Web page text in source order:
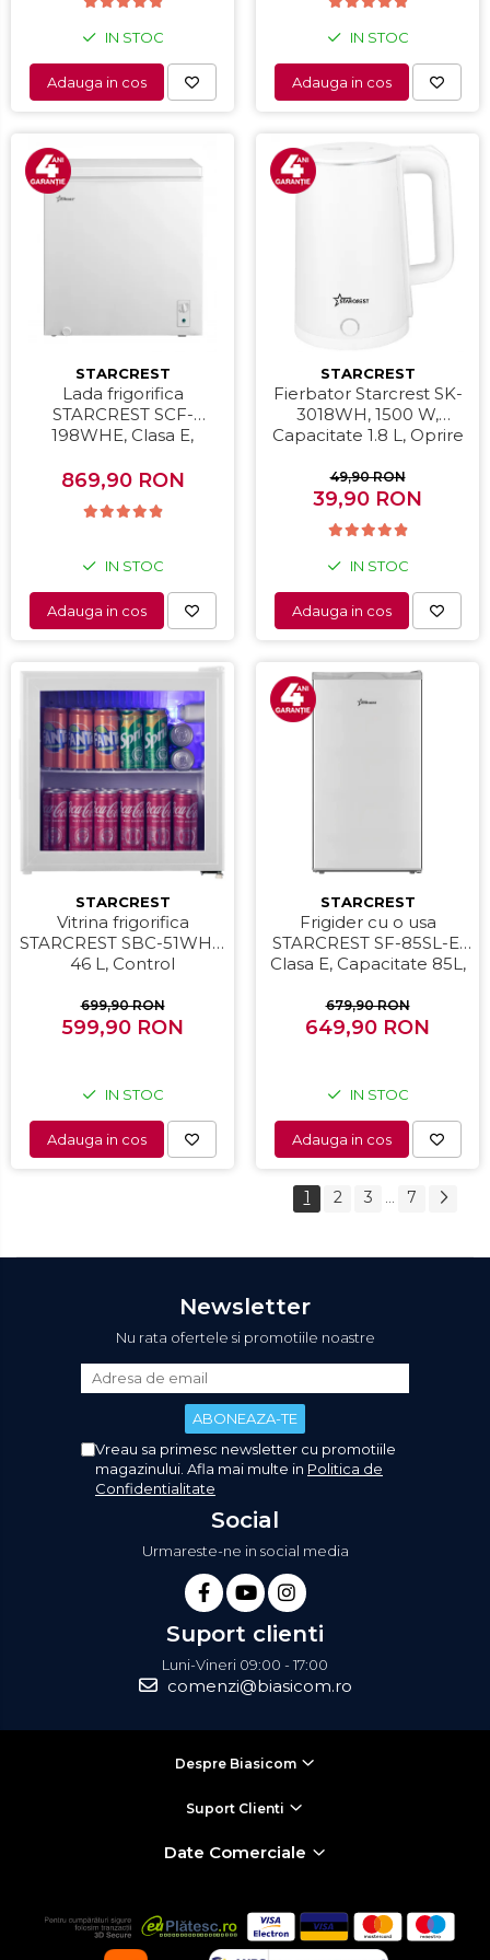
IN STOC
Adauga in cos
IN STOC
Adauga in cos
STARCREST
Lada frigorifica
STARCREST SCF-
198WHE, Clasa E,
convertibil - functie
frigider, Termostat
reglabil, Alb
869,90 RON
IN STOC
Adauga in cos
STARCREST
Fierbator Starcrest SK-
3018WH, 1500 W,
Capacitate 1.8 L, Oprire
49,90 RON
39,90 RON
IN STOC
Adauga in cos
STARCREST
Vitrina frigorifica
STARCREST SBC-51WHE,
46 L, Control
H 48.8 cm, Alb
699,90 RON
599,90 RON
IN STOC
Adauga in cos
STARCREST
Frigider cu o usa
STARCREST SF-85SL-E,
Clasa E, Capacitate 85L,
Compartiment gheata, H
82 cm, Gri
679,90 RON
649,90 RON
IN STOC
Adauga in cos
1 2 3 7
Newsletter
Nu rata ofertele si promotiile noastre
Vreau sa primesc newsletter cu promotiile
magazinului. Afla mai multe in Politica de
Confidentialitate
Social
Urmareste-ne in social media
Suport clienti
Luni-Vineri 09:00 - 17:00
comenzi@biasicom.ro
Despre Biasicom
Suport Clienti
Date Comerciale